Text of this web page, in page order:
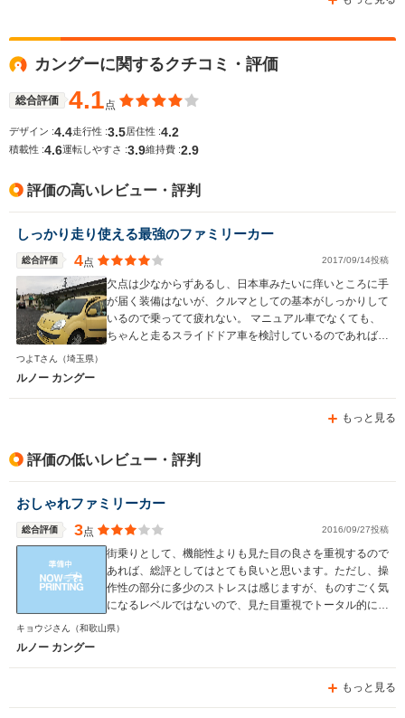
WLTCモード
燃費
14.7km/L
└市街地:11.7km/L
└郊外:15.0km/L
└高速道路:16.4km/L
カングーに関するクチコミ・評価
総合評価 4.1点
デザイン :4.4走行性 :3.5 居住性 :4.2
積載性 :4.6運転しやすさ :3.9維持費 :2.9
評価の高いレビュー・評判
しっかり走り使える最強のファミリーカー
総合評価 4点 2017/09/14投稿
欠点は少なからずあるし、日本車みたいに痒いところに手
が届く装備はないが、クルマとしての基本がしっかりして
いるので乗ってて疲れない。 マニュアル車でなくても、
ちゃんと走るスライドドア車を検討しているのであれば、
つよTさん （埼玉県）
ルノー カングー
もっと見る
評価の低いレビュー・評判
おしゃれファミリーカー
総合評価 3点 2016/09/27投稿
街乗りとして、機能性よりも見た目の良さを重視するので
あれば、総評としてはとても良いと思います。ただし、操
作性の部分に多少のストレスは感じますが、ものすごく気
になるレベルではないので、見た目重視でトータル的に良
いと思います。社内での設備に関しては、充実感は国産の
しむことはできるので、自分としては、車に対しては機能
も重要ですが、1つの住まいとしてとらえたときには、目
キョウジさん （和歌山県）
ルノー カングー
もっと見る